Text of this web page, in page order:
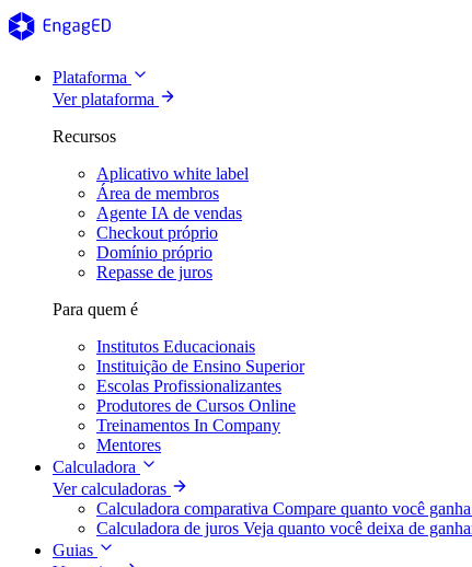
Plataforma
Ver plataforma
Recursos
Aplicativo white label
Área de membros
Agente IA de vendas
Checkout próprio
Domínio próprio
Repasse de juros
Para quem é
Institutos Educacionais
Instituição de Ensino Superior
Escolas Profissionalizantes
Produtores de Cursos Online
Treinamentos In Company
Mentores
Calculadora
Ver calculadoras
Calculadora comparativa Compare quanto você
Calculadora de juros Veja quanto você deixa de
Guias